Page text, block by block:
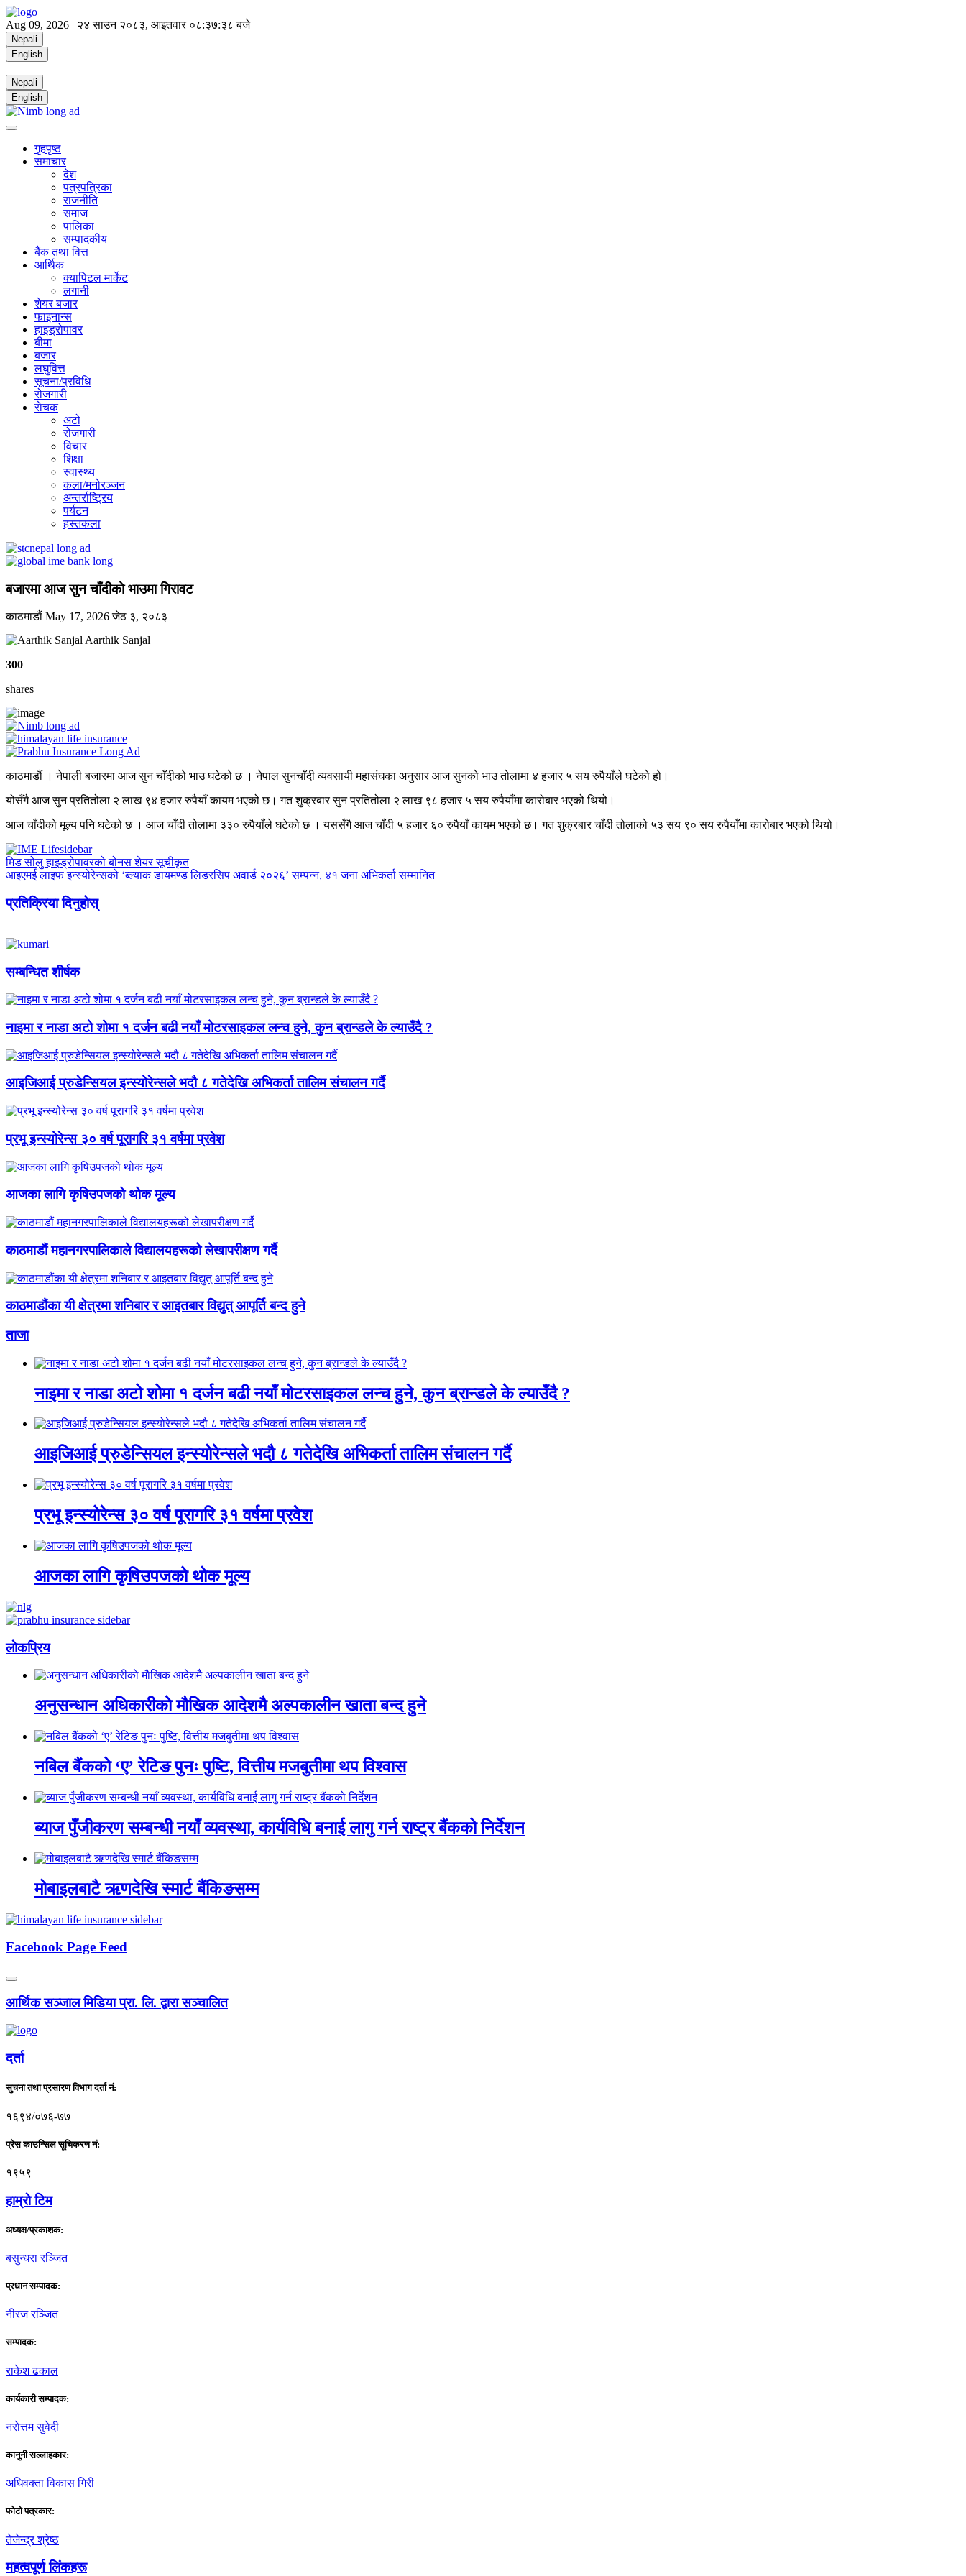
Aug 09, 2026 | २४ साउन २०८३, आइतवार ०८:३७:३९ बजे
Nepali
English
Nepali
English
गृहपृष्ठ
समाचार
देश
पत्रपत्रिका
राजनीति
समाज
पालिका
सम्पादकीय
बैंक तथा वित्त
आर्थिक
क्यापिटल मार्केट
लगानी
शेयर बजार
फाइनान्स
हाइड्रोपावर
बीमा
बजार
लघुवित्त
सूचना/प्रविधि
रोजगारी
राेचक
अटो
रोजगारी
विचार
शिक्षा
स्वास्थ्य
कला/मनोरञ्जन
अन्तर्राष्ट्रिय
पर्यटन
हस्तकला
बजारमा आज सुन चाँदीको भाउमा गिरावट
काठमाडाैं May 17, 2026जेठ ३, २०८३
Aarthik Sanjal
300
shares
काठमाडौं । नेपाली बजारमा आज सुन चाँदीको भाउ घटेको छ । नेपाल सुनचाँदी व्यवसायी महासंघका अनुसार आज सुनको भाउ तोलामा ४ हजार ५ सय रुपैयाँले घटेको हो।
योसँगै आज सुन प्रतितोला २ लाख ९४ हजार रुपैयाँ कायम भएको छ। गत शुक्रबार सुन प्रतितोला २ लाख ९८ हजार ५ सय रुपैयाँमा कारोबार भएको थियो।
आज चाँदीको मूल्य पनि घटेको छ । आज चाँदी तोलामा ३३० रुपैयाँले घटेको छ । यससँगै आज चाँदी ५ हजार ६० रुपैयाँ कायम भएको छ। गत शुक्रबार चाँदी तोलाको ५३ सय ९० सय रुपैयाँमा कारोबार भएको थियो।
मिड सोलु हाइड्रोपावरको बोनस शेयर सूचीकृत
आइएमई लाइफ इन्स्योरेन्सको ‘ब्ल्याक डायमण्ड लिडरसिप अवार्ड २०२६’ सम्पन्न, ४१ जना अभिकर्ता सम्मानित
प्रतिक्रिया दिनुहोस्
सम्बन्धित शीर्षक
नाइमा र नाडा अटो शोमा १ दर्जन बढी नयाँ मोटरसाइकल लन्च हुने, कुन ब्रान्डले के ल्याउँदै ?
आइजिआई प्रुडेन्सियल इन्स्योरेन्सले भदौ ८ गतेदेखि अभिकर्ता तालिम संचालन गर्दै
प्रभू इन्स्योरेन्स ३० वर्ष पूरागरि ३१ वर्षमा प्रवेश
आजका लागि कृषिउपजको थोक मूल्य
काठमाडौं महानगरपालिकाले विद्यालयहरूको लेखापरीक्षण गर्दै
काठमाडौंका यी क्षेत्रमा शनिबार र आइतबार विद्युत् आपूर्ति बन्द हुने
ताजा
नाइमा र नाडा अटो शोमा १ दर्जन बढी नयाँ मोटरसाइकल लन्च हुने, कुन ब्रान्डले के ल्याउँदै ?
आइजिआई प्रुडेन्सियल इन्स्योरेन्सले भदौ ८ गतेदेखि अभिकर्ता तालिम संचालन गर्दै
प्रभू इन्स्योरेन्स ३० वर्ष पूरागरि ३१ वर्षमा प्रवेश
आजका लागि कृषिउपजको थोक मूल्य
लाेकप्रिय
अनुसन्धान अधिकारीकाे माैखिक आदेशमै अल्पकालीन खाता बन्द हुने
नबिल बैंकको ‘ए’ रेटिङ पुनः पुष्टि, वित्तीय मजबुतीमा थप विश्वास
ब्याज पुँजीकरण सम्बन्धी नयाँ व्यवस्था, कार्यविधि बनाई लागु गर्न राष्ट्र बैंकको निर्देशन
मोबाइलबाटै ऋणदेखि स्मार्ट बैंकिङसम्म
Facebook Page Feed
आर्थिक सञ्जाल मिडिया प्रा. लि. द्वारा सञ्चालित
दर्ता
सुचना तथा प्रसारण विभाग दर्ता नं:
१६९४/०७६-७७
प्रेस काउन्सिल सूचिकरण नं:
१९५९
हाम्राे टिम
अध्यक्ष/प्रकाशक:
बसुन्धरा रञ्जित
प्रधान सम्पादक:
नीरज रञ्जित
सम्पादक:
राकेश ढकाल
कार्यकारी सम्पादक:
नराेत्तम सुवेदी
कानुनी सल्लाहकार:
अधिवक्ता विकास गिरी
फाेटाे पत्रकार:
तेजेन्द्र श्रेष्ठ
महत्वपूर्ण लिंकहरू